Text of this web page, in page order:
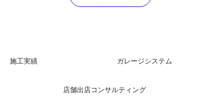
施工実績 ガレージシステム
店舗出店コンサルティング